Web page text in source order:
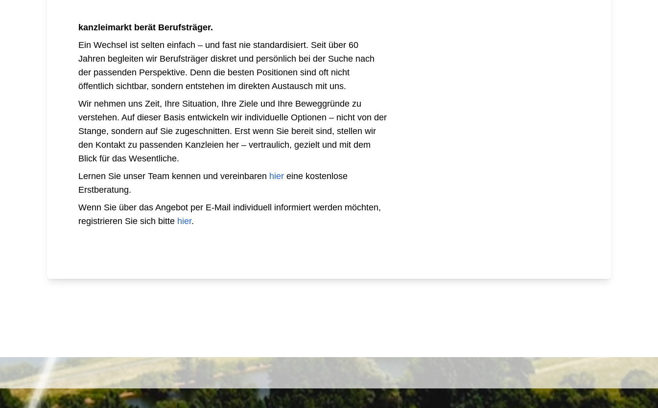
kanzleimarkt berät Berufsträger.
Ein Wechsel ist selten einfach – und fast nie standardisiert. Seit über 60
Jahren begleiten wir Berufsträger diskret und persönlich bei der Suche nach
der passenden Perspektive. Denn die besten Positionen sind oft nicht
öffentlich sichtbar, sondern entstehen im direkten Austausch mit uns.
Wir nehmen uns Zeit, Ihre Situation, Ihre Ziele und Ihre Beweggründe zu
verstehen. Auf dieser Basis entwickeln wir individuelle Optionen – nicht von der
Stange, sondern auf Sie zugeschnitten. Erst wenn Sie bereit sind, stellen wir
den Kontakt zu passenden Kanzleien her – vertraulich, gezielt und mit dem
Blick für das Wesentliche.
Lernen Sie unser Team kennen und vereinbaren hier eine kostenlose
Erstberatung.
Wenn Sie über das Angebot per E-Mail individuell informiert werden möchten,
registrieren Sie sich bitte hier.